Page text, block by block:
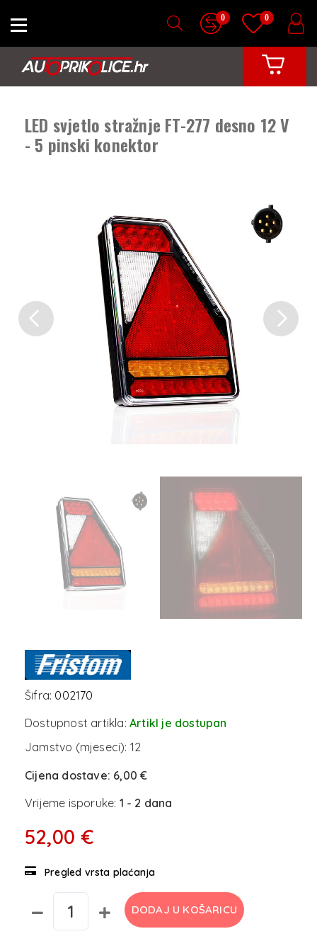
0 0
LED svjetlo stražnje FT-277 desno 12 V
- 5 pinski konektor
Previous Next
Šifra: 002170
Dostupnost artikla: Artikl je dostupan
Jamstvo (mjeseci): 12
Cijena dostave: 6,00 €
Vrijeme isporuke: 1 - 2 dana
52,00 €
Pregled vrsta plaćanja
DODAJ U KOŠARICU